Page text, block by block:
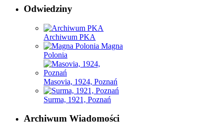
Odwiedziny
Archiwum PKA
Magna
Polonia
Masovia, 1924, Poznań
Surma, 1921, Poznań
Archiwum Wiadomości